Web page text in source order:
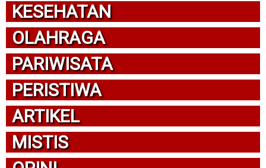
KESEHATAN
OLAHRAGA
PARIWISATA
PERISTIWA
ARTIKEL
MISTIS